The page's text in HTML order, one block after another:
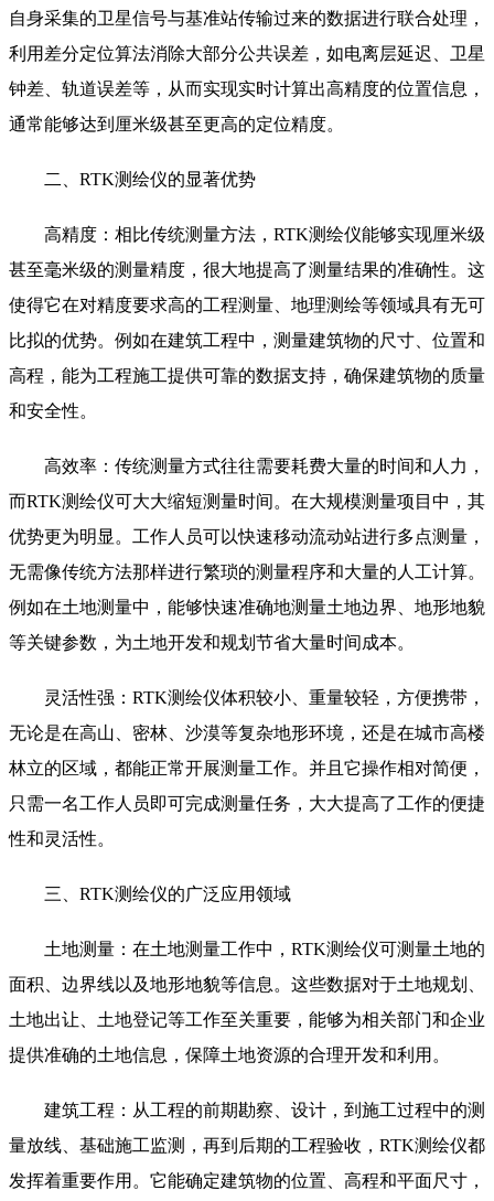
自身采集的卫星信号与基准站传输过来的数据进行联合处理，
利用差分定位算法消除大部分公共误差，如电离层延迟、卫星
钟差、轨道误差等，从而实现实时计算出高精度的位置信息，
通常能够达到厘米级甚至更高的定位精度。
二、RTK测绘仪的显著优势
高精度：相比传统测量方法，RTK测绘仪能够实现厘米级
甚至毫米级的测量精度，很大地提高了测量结果的准确性。这
使得它在对精度要求高的工程测量、地理测绘等领域具有无可
比拟的优势。例如在建筑工程中，测量建筑物的尺寸、位置和
高程，能为工程施工提供可靠的数据支持，确保建筑物的质量
和安全性。
高效率：传统测量方式往往需要耗费大量的时间和人力，
而RTK测绘仪可大大缩短测量时间。在大规模测量项目中，其
优势更为明显。工作人员可以快速移动流动站进行多点测量，
无需像传统方法那样进行繁琐的测量程序和大量的人工计算。
例如在土地测量中，能够快速准确地测量土地边界、地形地貌
等关键参数，为土地开发和规划节省大量时间成本。
灵活性强：RTK测绘仪体积较小、重量较轻，方便携带，
无论是在高山、密林、沙漠等复杂地形环境，还是在城市高楼
林立的区域，都能正常开展测量工作。并且它操作相对简便，
只需一名工作人员即可完成测量任务，大大提高了工作的便捷
性和灵活性。
三、RTK测绘仪的广泛应用领域
土地测量：在土地测量工作中，RTK测绘仪可测量土地的
面积、边界线以及地形地貌等信息。这些数据对于土地规划、
土地出让、土地登记等工作至关重要，能够为相关部门和企业
提供准确的土地信息，保障土地资源的合理开发和利用。
建筑工程：从工程的前期勘察、设计，到施工过程中的测
量放线、基础施工监测，再到后期的工程验收，RTK测绘仪都
发挥着重要作用。它能确定建筑物的位置、高程和平面尺寸，